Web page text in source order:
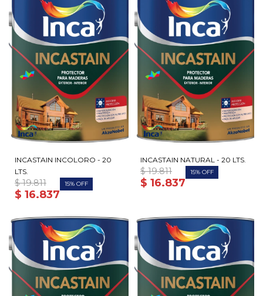
INCASTAIN INCOLORO - 20
LTS.
$ 16.837
$ 19.811 15
INCASTAIN NATURAL - 20 LTS.
$ 16.837
$ 19.811 15